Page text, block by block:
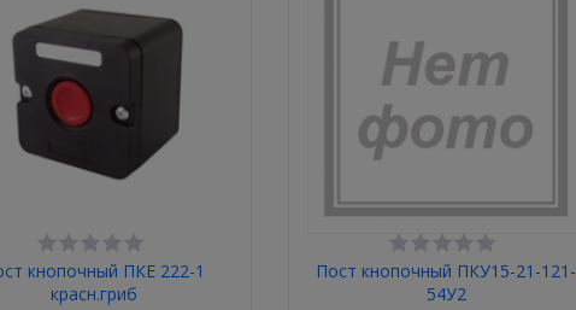
кнопочный ПКЕ 222-1
красн.гриб
Пост кнопочный ПКУ15-21-121-
54У2